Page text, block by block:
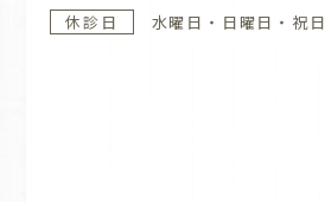
休診日
水曜日・日曜日・祝日